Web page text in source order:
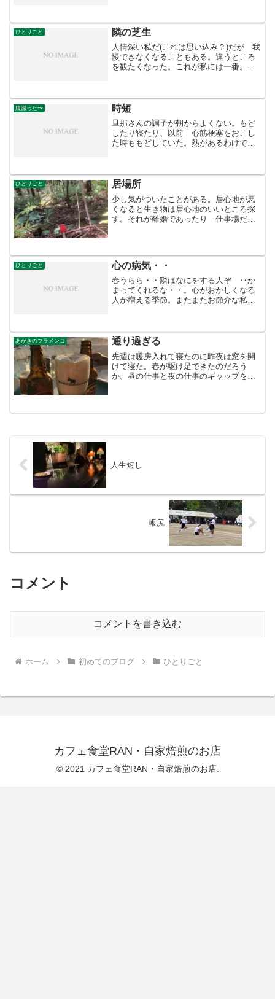
ひとりごと 隣の芝生
人情深い私だ(これは思い込み？)だが 我
慢できなくなることもある。違うところ
を観たくなった。これが私には一番。と
い。何かの弾みで崩れることがある。そ
れが、よその芝生がよく...
腹減った〜 時短
旦那さんの調子が朝からよくない。もど
したり寝たり、以前 心筋梗塞をおこし
た時ももどしていた。熱があるわけでも
いないとご飯も作る気が起...
ひとりごと 居場所
少し気がついたことがある。居心地が悪
くなると生き物は居心地のいいところ探
す。それが離婚であったり 仕事場だっ
身体からなんか出しているら...
ひとりごと 心の病気・・
春うらら・・隣はなにをする人ぞ ‥か
まってくれるな・・。心がおかしくなる
人が増える季節。またまたお節介な私は
てもらおうと1押しの病院を教えてもらっ
た。そこの口コミを見る...
あがきのフラメンコ 通り過ぎる
先週は暖房入れて寝たのに昨夜は窓を開
けて寝た。春が駆け足できたのだろう
か。昼の仕事と夜の仕事のギャップを感
世界なのか、ひたすら昼の仕...
人生短し
帳尻
コメント
コメントを書き込む
ホーム 初めてのブログ ひとりごと
カフェ食堂RAN・自家焙煎のお店
© 2021 カフェ食堂RAN・自家焙煎のお店.